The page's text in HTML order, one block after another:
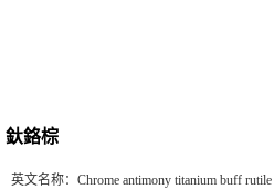
釱鉻棕
英文名称： Chrome antimony titanium buff rutile